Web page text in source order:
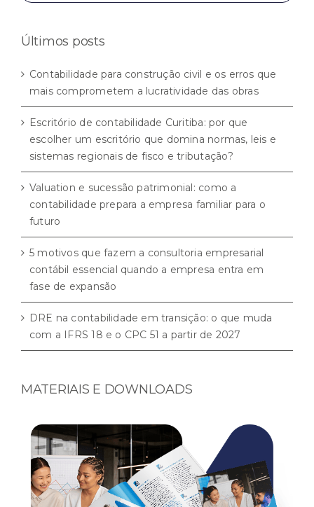
por
Últimos posts
Contabilidade para construção civil e os erros que
mais comprometem a lucratividade das obras
Escritório de contabilidade Curitiba: por que
escolher um escritório que domina normas, leis e
sistemas regionais de fisco e tributação?
Valuation e sucessão patrimonial: como a
contabilidade prepara a empresa familiar para o
futuro
5 motivos que fazem a consultoria empresarial
contábil essencial quando a empresa entra em
fase de expansão
DRE na contabilidade em transição: o que muda
com a IFRS 18 e o CPC 51 a partir de 2027
MATERIAIS E DOWNLOADS